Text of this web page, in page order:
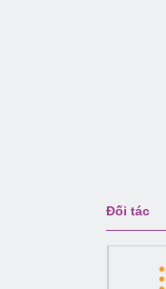
Đối tác